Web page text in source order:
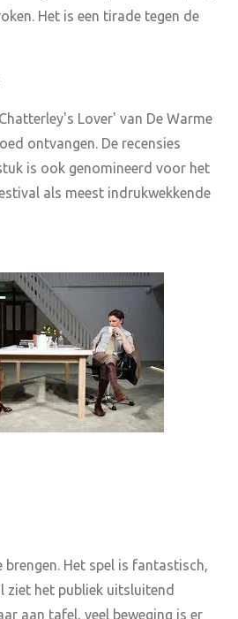
Het is een tirade tegen de
Lover' van De Warme
ontvangen. De recensies
is ook genomineerd voor het
als meest indrukwekkende
brengen. Het spel is fantastisch,
ziet het publiek uitsluitend
aan tafel, veel beweging is er